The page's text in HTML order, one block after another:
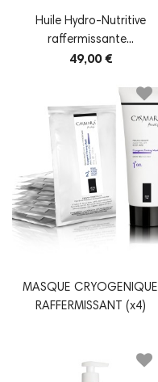
Huile Hydro-Nutritive
raffermissante...
49,00 €
MASQUE CRYOGENIQUE
RAFFERMISSANT (x4)